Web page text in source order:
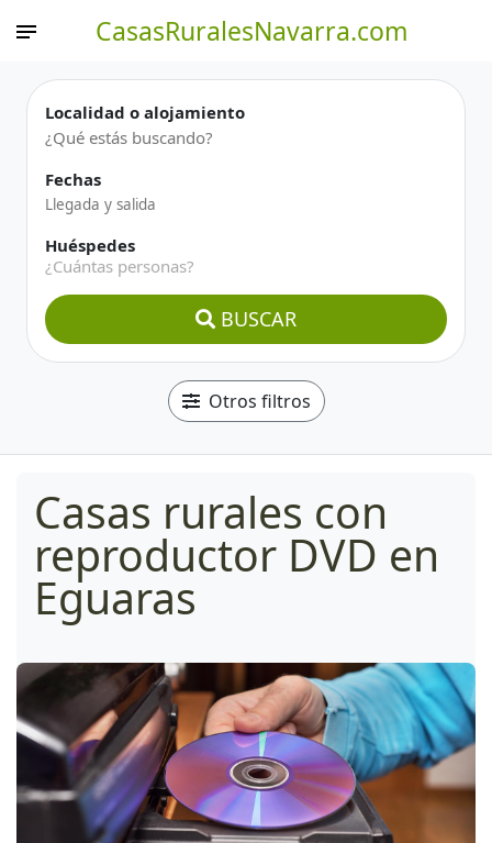
CasasRuralesNavarra.com
Localidad o alojamiento
Fechas
Huéspedes
¿Cuántas personas?
BUSCAR
Otros filtros
Casas rurales con
reproductor DVD en
Eguaras